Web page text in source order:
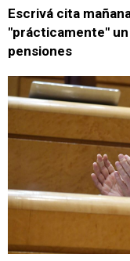
Escrivá cita
"prácticamente"
pensiones